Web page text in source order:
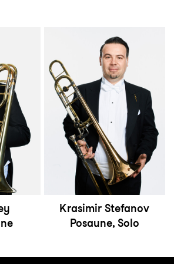
Krasimir Stefanov
Posaune, Solo